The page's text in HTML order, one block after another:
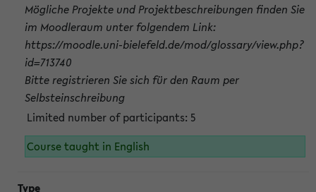
Mögliche Projekte und Projektbeschreibungen finden Sie
im Moodleraum unter folgendem Link:
https://moodle.uni-bielefeld.de/mod/glossary/view.php?
id=713740
Bitte registrieren Sie sich für den Raum per
Selbsteinschreibung
Limited number of participants: 5
Course taught in English